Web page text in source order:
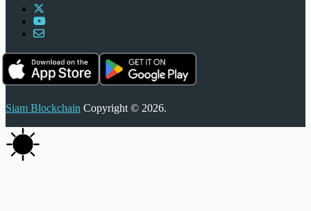
Siam Blockchain Copyright © 2026.